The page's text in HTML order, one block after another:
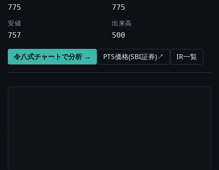
775
775
安値
757
出来高
500
令八式チャートで分析 → PTS価格(SBI証券)↗ IR一覧